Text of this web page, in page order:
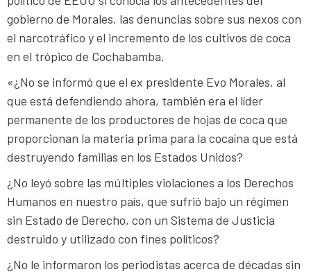
gobierno de Morales, las denuncias sobre sus nexos con
el narcotráfico y el incremento de los cultivos de coca
en el trópico de Cochabamba.
«¿No se informó que el ex presidente Evo Morales, al
que está defendiendo ahora, también era el líder
permanente de los productores de hojas de coca que
proporcionan la materia prima para la cocaína que está
destruyendo familias en los Estados Unidos?
¿No leyó sobre las múltiples violaciones a los Derechos
Humanos en nuestro país, que sufrió bajo un régimen
sin Estado de Derecho, con un Sistema de Justicia
destruido y utilizado con fines políticos?
¿No le informaron los periodistas acerca de décadas sin